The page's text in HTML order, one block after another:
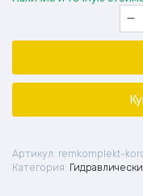
Артикул: remkomplekt-
Категория: